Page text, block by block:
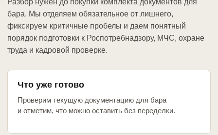
Разбор нужен до покупки комплекта документов для
бара. Мы отделяем обязательное от лишнего,
фиксируем критичные пробелы и даем понятный
порядок подготовки к Роспотребнадзору, МЧС, охране
труда и кадровой проверке.
Что уже готово
Проверим текущую документацию для бара
и отметим, что можно оставить без переделки.